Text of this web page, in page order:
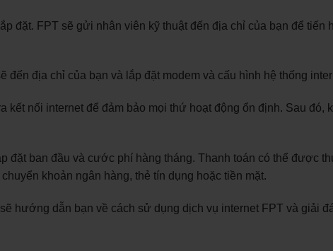
đặt. FPT sẽ gửi nhân viên kỹ thuật đến địa chỉ của bạn để tiến
đến địa chỉ của bạn và lắp đặt modem và cấu hình hệ thống
kết nối internet để đảm bảo mọi thứ hoạt động ổn định. Sau đó,
đặt ban đầu và cước phí hàng tháng. Thanh toán có thể được
khoản ngân hàng, thẻ tín dụng hoặc tiền mặt.
hướng dẫn bạn về cách sử dụng dịch vụ internet FPT và giải